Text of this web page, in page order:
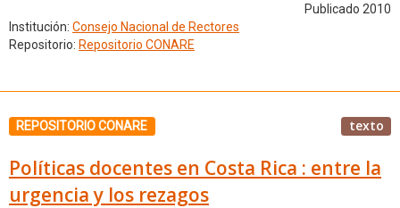
Publicado 2010
Institución: Consejo Nacional de Rectores
Repositorio: Repositorio CONARE
REPOSITORIO CONARE texto
Políticas docentes en Costa Rica : entre la
urgencia y los rezagos